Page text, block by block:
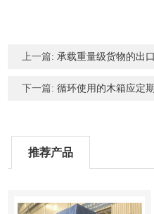
上一篇:承载重量级货物的出
下一篇:循环使用的木箱应定
推荐产品